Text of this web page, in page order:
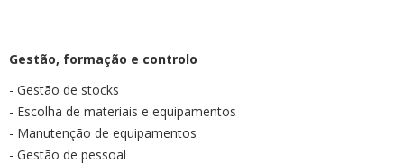
Gestão, formação e controlo
- Gestão de stocks
- Escolha de materiais e equipamentos
- Manutenção de equipamentos
- Gestão de pessoal